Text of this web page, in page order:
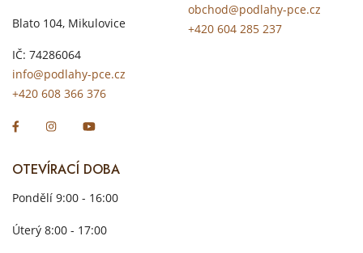
Blato 104, Mikulovice
IČ: 74286064
info@podlahy-pce.cz
+420 608 366 376
obchod@podlahy-pce.cz
+420 604 285 237
OTEVÍRACÍ DOBA
Pondělí 9:00 - 16:00
Úterý 8:00 - 17:00